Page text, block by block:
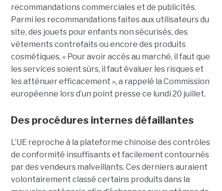
recommandations commerciales et de publicités.
Parmi les recommandations faites aux utilisateurs du
site, des jouets pour enfants non sécurisés, des
vêtements contrefaits ou encore des produits
cosmétiques. « Pour avoir accès au marché, il faut que
les services soient sûrs, il faut évaluer les risques et
les atténuer efficacement », a rappelé la Commission
européenne lors d’un point presse ce lundi 20 juillet.
Des procédures internes défaillantes
L’UE reproche à la plateforme chinoise des contrôles
de conformité insuffisants et facilement contournés
par des vendeurs malveillants. Ces derniers auraient
volontairement classé certains produits dans la